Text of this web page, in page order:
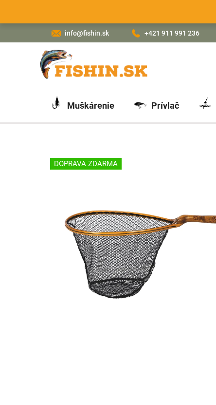
obsah
info@fishin.sk +421 911 991 236
Muškárenie Prívlač
DOPRAVA ZDARMA